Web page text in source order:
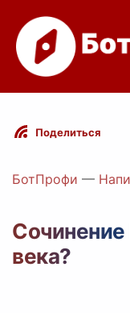
Режимы бота
Цены
Поделиться
БотПрофи —
века?